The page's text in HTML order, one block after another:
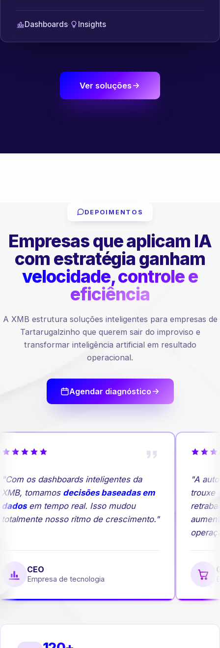
Dashboards· Insights
Ver soluções
DEPOIMENTOS
Empresas que aplicam IA
com estratégia ganham
velocidade, controle e
eficiência
A XMB estrutura soluções inteligentes para empresas de
Tartarugalzinho que querem sair do improviso e
transformar inteligência artificial em resultado
operacional.
Agendar diagnóstico
os dashboards inteligentes da
tomamosdecisões baseadas em
em tempo real. Isso mudou
nosso ritmo de crescimento."
CEO
Empresa de tecnologia
"A
trouxe